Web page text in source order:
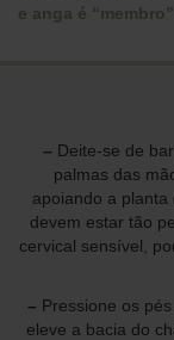
e anga é
– Deite-se de
palmas das
apoiando a
devem estar tão
cervical sensível,
– Pressione os
eleve a bacia do